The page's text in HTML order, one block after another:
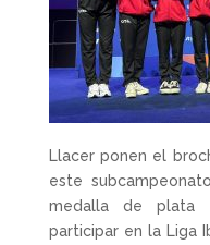
Llacer ponen el
este
medalla de plata
participar en la Liga